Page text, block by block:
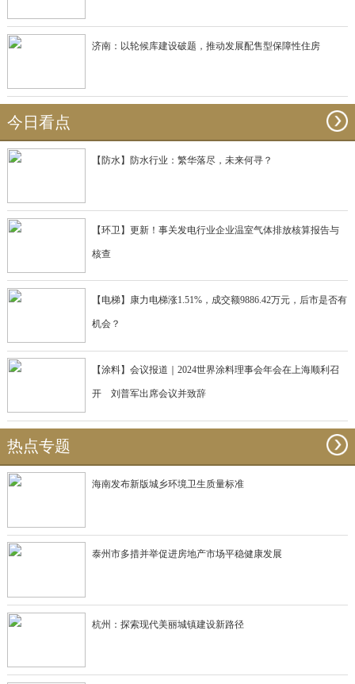
济南：以轮候库建设破题，推动发展配售型保障性住房
今日看点
【防水】防水行业：繁华落尽，未来何寻？
【环卫】更新！事关发电行业企业温室气体排放核算报告与
核查
【电梯】康力电梯涨1.51%，成交额9886.42万元，后市是否有
机会？
【涂料】会议报道｜2024世界涂料理事会年会在上海顺利召
开 刘普军出席会议并致辞
热点专题
海南发布新版城乡环境卫生质量标准
泰州市多措并举促进房地产市场平稳健康发展
杭州：探索现代美丽城镇建设新路径